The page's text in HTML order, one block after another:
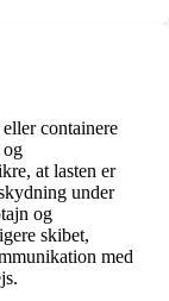
containere
og
at lasten er
under
og
skibet,
med